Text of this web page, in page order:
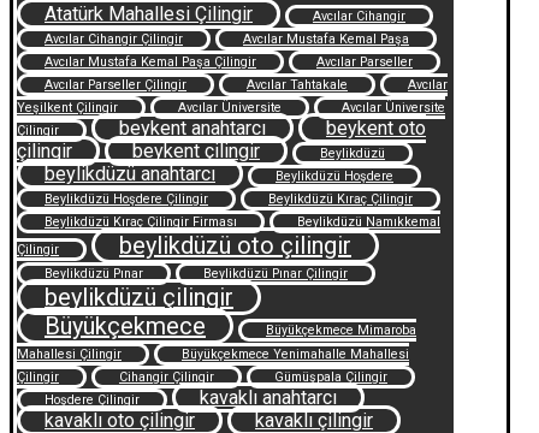
Atatürk Mahallesi Çilingir
Avcılar Cihangir
Avcılar Cihangir Çilingir
Avcılar Mustafa Kemal Paşa
Avcılar Mustafa Kemal Paşa Çilingir
Avcılar Parseller
Avcılar Parseller Çilingir
Avcılar Tahtakale
Avcılar
Yeşilkent Çilingir
Avcılar Üniversite
Avcılar Üniversite
Çilingir
beykent anahtarcı
beykent oto
çilingir
beykent çilingir Beylikdüzü
beylikdüzü anahtarcı
Beylikdüzü Hoşdere
Beylikdüzü Hoşdere Çilingir
Beylikdüzü Kıraç Çilingir
Beylikdüzü Kıraç Çilingir Firması
Beylikdüzü Namıkkemal
Çilingir
beylikdüzü oto çilingir
Beylikdüzü Pınar Beylikdüzü Pınar Çilingir
beylikdüzü çilingir
Büyükçekmece
Büyükçekmece Mimaroba
Mahallesi Çilingir
Büyükçekmece Yenimahalle Mahallesi
Çilingir
Cihangir Çilingir
Gümüşpala Çilingir
Hoşdere Çilingir
kavaklı anahtarcı
kavaklı oto çilingir
kavaklı çilingir